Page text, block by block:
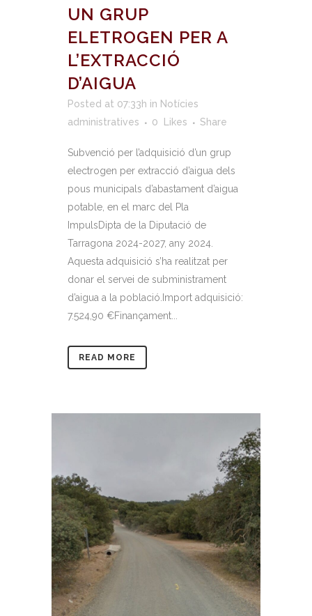
UN GRUP
ELETROGEN PER A
L’EXTRACCIÓ
D’AIGUA
Posted at 07:33h in Notícies
administratives
0 Likes Share
Subvenció per l’adquisició d’un grup
electrogen per extracció d’aigua dels
pous municipals d’abastament d’aigua
potable, en el marc del Pla
ImpulsDipta de la Diputació de
Tarragona 2024-2027, any 2024.
Aquesta adquisició s’ha realitzat per
donar el servei de subministrament
d’aigua a la població.Import adquisició:
7.524,90 €Finançament...
READ MORE